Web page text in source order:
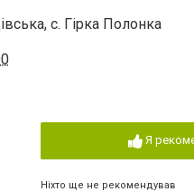
с. Гірка Полонка
Я
Ніхто ще не рекомендував